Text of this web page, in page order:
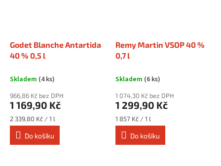
Godet Blanche Antartida
40 % 0,5 l
Skladem (4 ks)
966,86 Kč bez DPH
1 169,90 Kč
Měrná
cena:
2 339,80 Kč / 1 l
Do košíku
Remy Martin VSOP 40 %
0,7 l
Skladem (6 ks)
1 074,30 Kč bez DPH
1 299,90 Kč
Měrná
cena:
1 857 Kč / 1 l
Do košíku